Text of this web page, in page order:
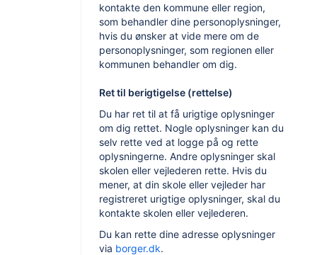
kontakte den kommune eller region,
som behandler dine personoplysninger,
hvis du ønsker at vide mere om de
personoplysninger, som regionen eller
kommunen behandler om dig.
Ret til berigtigelse (rettelse)
Du har ret til at få urigtige oplysninger
om dig rettet. Nogle oplysninger kan du
selv rette ved at logge på og rette
oplysningerne. Andre oplysninger skal
skolen eller vejlederen rette. Hvis du
mener, at din skole eller vejleder har
registreret urigtige oplysninger, skal du
kontakte skolen eller vejlederen.
Du kan rette dine adresse oplysninger
via borger.dk.